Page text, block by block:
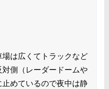
は広くてトラックなど
側（レーダードームや
止めているので夜中は静